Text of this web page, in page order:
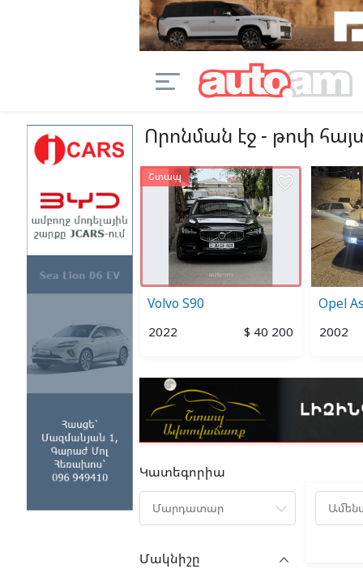
Որոնման էջ - թոփ
$ 25 800
Շտապ
Volvo S90
2022 $ 40 200
favorite_border
Opel
2002
Կատեգորիա
Մարդատար
Մակնիշը